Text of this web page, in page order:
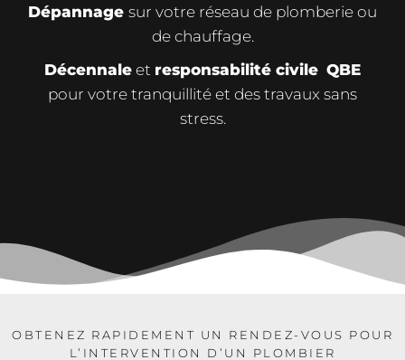
Dépannage sur votre réseau de plomberie ou
de chauffage.
Décennale et responsabilité civile QBE
pour votre tranquillité et des travaux sans
stress.
OBTENEZ RAPIDEMENT UN RENDEZ-VOUS POUR
L’INTERVENTION D’UN PLOMBIER